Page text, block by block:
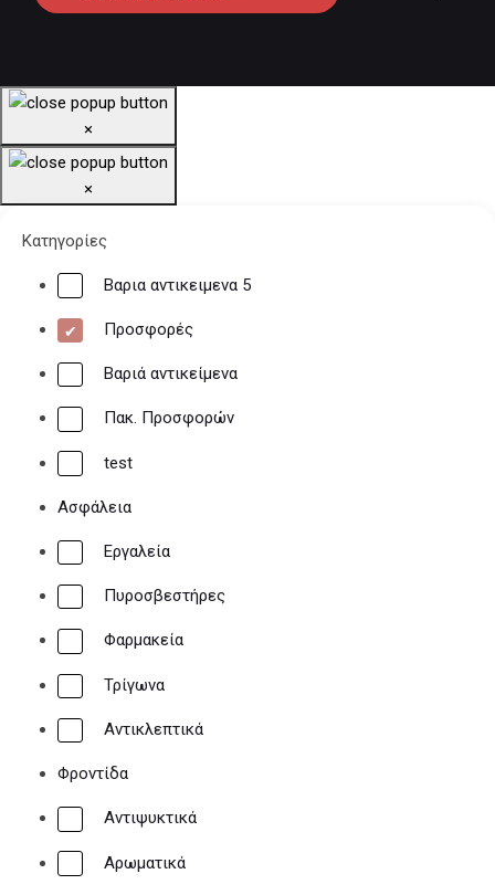
Τηλεφωνικές παραγγελίες
23140 54683
×
×
Κατηγορίες
Βαρια αντικειμενα 5
Προσφορές
Βαριά αντικείμενα
Πακ. Προσφορών
test
Ασφάλεια
Εργαλεία
Πυροσβεστήρες
Φαρμακεία
Τρίγωνα
Αντικλεπτικά
Φροντίδα
Αντιψυκτικά
Αρωματικά